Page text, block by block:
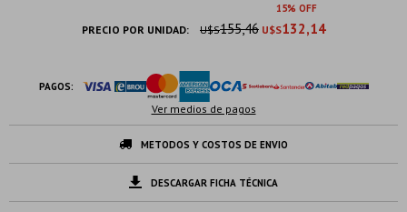
15
PRECIO POR UNIDAD: U$S132,14
U$S155,46
PAGOS:
Ver medios de pagos
METODOS Y COSTOS DE ENVIO
DESCARGAR FICHA TÉCNICA